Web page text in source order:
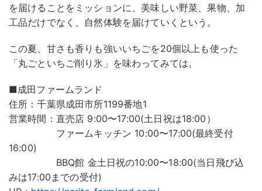
を届けることをミッションに、美味しい野菜、果物、加
工品だけでなく、自然体験を届けていくという。
この夏、甘さも香りも強いいちごを20個以上も使った
「丸ごといちご削り氷」を味わってみては。
■成田ファームランド
住所：千葉県成田市所1199番地1
営業時間：直売店 9:00〜17:00(土日祝は18:00）
ファームキッチン 10:00〜17:00(最終受付
16:00)
BBQ館 金土日祝の10:00〜18:00(当日飛び込
みは17:00までの受付)